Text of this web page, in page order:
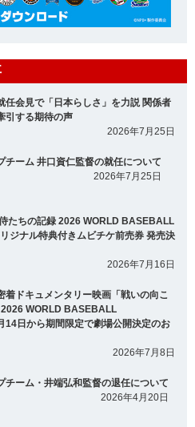
任会見で「日本らしさ」を力説 関係者
引する期待の声
2026年7月25日
チーム 井口資仁監督の就任について
2026年7月25日
侍たちの記録 2026 WORLD BASEBALL
ジナル特典付きムビチケ前売券 発売決
2026年7月16日
着ドキュメンタリー映画「戦いの向こ
2026 WORLD BASEBALL
日から期間限定で劇場公開決定のお
2026年7月8日
チーム・井端弘和監督の退任について
2026年4月20日